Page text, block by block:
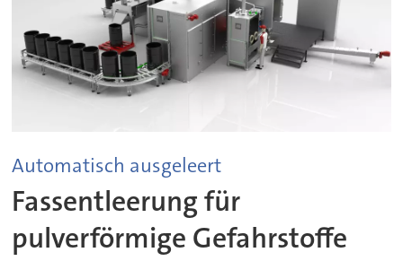
Automatisch ausgeleert
Fassentleerung für
pulverförmige Gefahrstoffe